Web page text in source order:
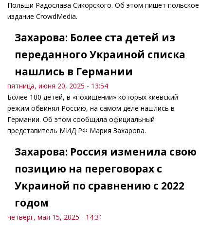
Польши Радослава Сикорского. Об этом пишет польское
издание CrowdMedia.
Захарова: Более ста детей из
переданного Украиной списка
нашлись в Германии
пятница, июня 20, 2025 - 13:54
Более 100 детей, в «похищении» которых киевский
режим обвинял Россию, на самом деле нашлись в
Германии. Об этом сообщила официальный
представитель МИД РФ Мария Захарова.
Захарова: Россия изменила свою
позицию на переговорах с
Украиной по сравнению с 2022
годом
четверг, мая 15, 2025 - 14:31